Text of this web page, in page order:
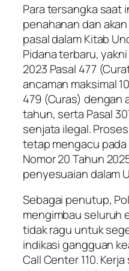
Para tersangka saat
penahanan dan
pasal dalam Kitab
Pidana terbaru,
2023 Pasal 477
ancaman maksimal
479 (Curas) dengan
tahun, serta Pasal
senjata ilegal.
tetap mengacu pada
Nomor 20 Tahun
penyesuaian dalam
Sebagai penutup,
mengimbau seluruh
tidak ragu untuk
indikasi gangguan
Call Center 110.